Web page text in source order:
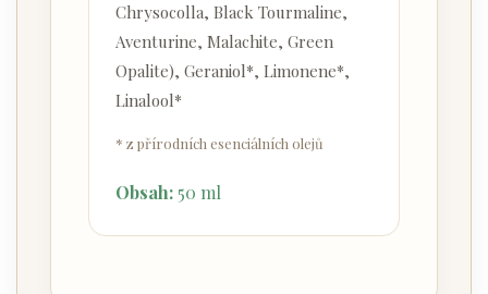
Chrysocolla, Black Tourmaline,
Aventurine, Malachite, Green
Opalite), Geraniol*, Limonene*,
Linalool*
* z přírodních esenciálních olejů
Obsah: 50 ml